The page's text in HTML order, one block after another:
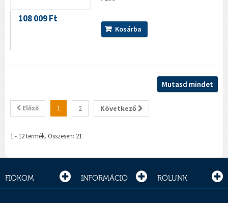
108 009 Ft
Kosárba
Mutasd mindet
Előző 1 2 Következő
1 - 12 termék. Összesen: 21
FIÓKOM INFORMÁCIÓ RÓLUNK